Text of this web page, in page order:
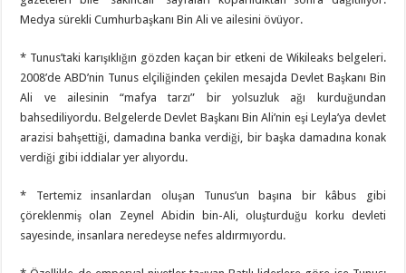
Medya sürekli Cumhurbaşkanı Bin Ali ve ailesini övüyor.
* Tunus’taki karışıklığın gözden kaçan bir etkeni de Wikileaks belgeleri.
2008’de ABD’nin Tunus elçiliğinden çekilen mesajda Devlet Başkanı Bin
Ali ve ailesinin “mafya tarzı” bir yolsuzluk ağı kurduğundan
bahsediliyordu. Belgelerde Devlet Başkanı Bin Ali’nin eşi Leyla’ya devlet
arazisi bahşettiği, damadına banka verdiği, bir başka damadına konak
verdiği gibi iddialar yer alıyordu.
* Tertemiz insanlardan oluşan Tunus’un başına bir kâbus gibi
çöreklenmiş olan Zeynel Abidin bin-Ali, oluşturduğu korku devleti
sayesinde, insanlara neredeyse nefes aldırmıyordu.